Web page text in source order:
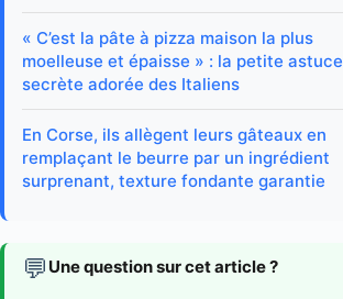
« C’est la pâte à pizza maison la plus
moelleuse et épaisse » : la petite astuce
secrète adorée des Italiens
En Corse, ils allègent leurs gâteaux en
remplaçant le beurre par un ingrédient
surprenant, texture fondante garantie
💬 Une question sur cet article ?